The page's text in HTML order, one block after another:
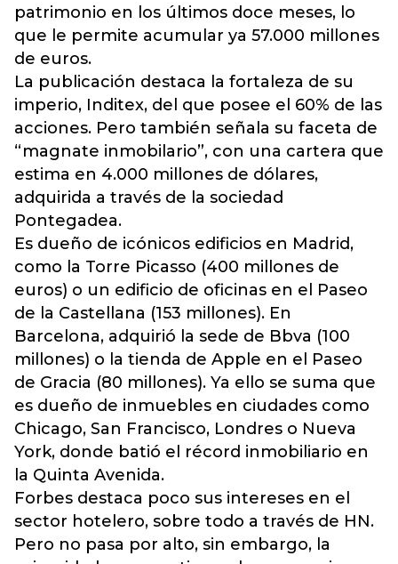
patrimonio en los últimos doce meses, lo
que le permite acumular ya 57.000 millones
de euros.
La publicación destaca la fortaleza de su
imperio, Inditex, del que posee el 60% de las
acciones. Pero también señala su faceta de
“magnate inmobilario”, con una cartera que
estima en 4.000 millones de dólares,
adquirida a través de la sociedad
Pontegadea.
Es dueño de icónicos edificios en Madrid,
como la Torre Picasso (400 millones de
euros) o un edificio de oficinas en el Paseo
de la Castellana (153 millones). En
Barcelona, adquirió la sede de Bbva (100
millones) o la tienda de Apple en el Paseo
de Gracia (80 millones). Ya ello se suma que
es dueño de inmuebles en ciudades como
Chicago, San Francisco, Londres o Nueva
York, donde batió el récord inmobiliario en
la Quinta Avenida.
Forbes destaca poco sus intereses en el
sector hotelero, sobre todo a través de HN.
Pero no pasa por alto, sin embargo, la